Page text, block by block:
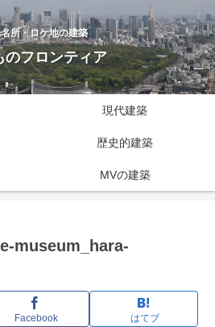
所・ロケ地の建築
のフロンティア
現代建築
歴史的建築
MVの建築
museum_hara-
Facebook はてブ